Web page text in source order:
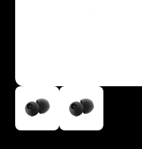
Hearing